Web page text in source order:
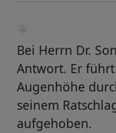
Bei Herrn Dr.
Antwort. Er
Augenhöhe
seinem
aufgehoben.